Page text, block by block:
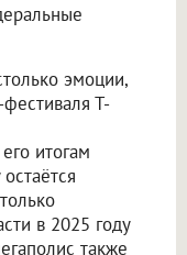
эмоции,
Т-
итогам
в 2025 году
также